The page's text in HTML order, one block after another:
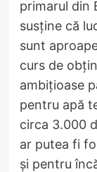
primarul din
susține că
sunt
curs de
ambițioase
pentru apă
circa 3.000
ar putea fi
și pentru